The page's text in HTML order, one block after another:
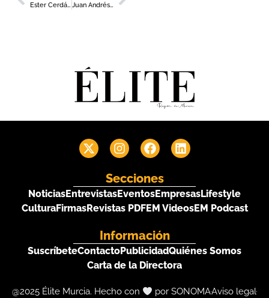
Ester Cerdán: CO-fundadora y directora creativa de LAURA BERNAL Juan Andrés Romero: CEO en CLERHP Estructuras
Secciones
NoticiasEntrevistasEventosEmpresasLifestyle
CulturaFirmasRevistas PDFEM VideosEM Podcast
Información
SuscríbeteContactoPublicidadQuiénes Somos
Carta de la Directora
@2025 Élite Murcia. Hecho con por SONOMAAviso legal